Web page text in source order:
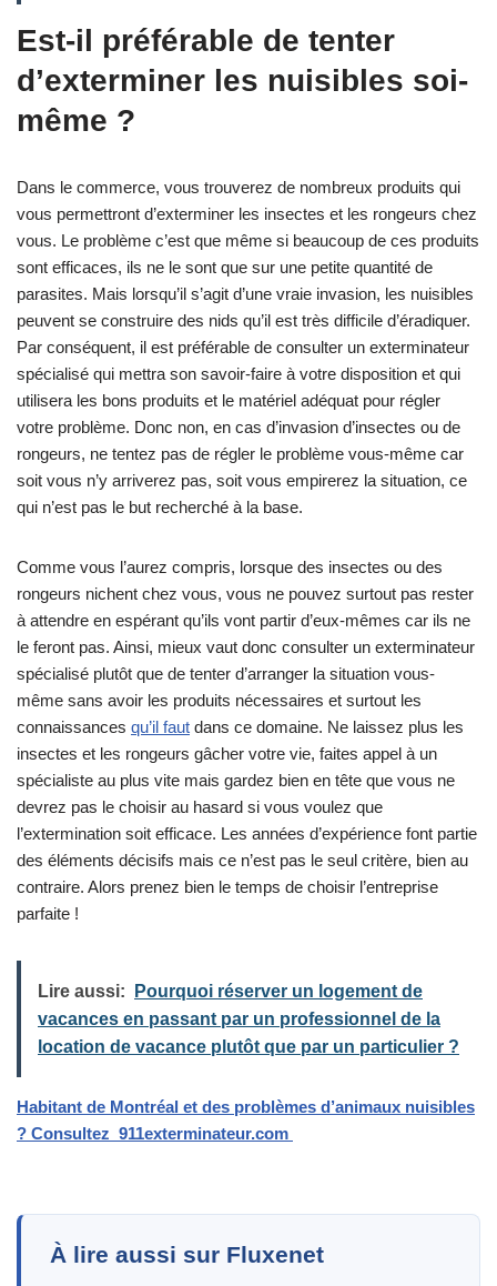
Est-il préférable de tenter
d’exterminer les nuisibles soi-
même ?
Dans le commerce, vous trouverez de nombreux produits qui
vous permettront d’exterminer les insectes et les rongeurs chez
vous. Le problème c’est que même si beaucoup de ces produits
sont efficaces, ils ne le sont que sur une petite quantité de
parasites. Mais lorsqu’il s’agit d’une vraie invasion, les nuisibles
peuvent se construire des nids qu’il est très difficile d’éradiquer.
Par conséquent, il est préférable de consulter un exterminateur
spécialisé qui mettra son savoir-faire à votre disposition et qui
utilisera les bons produits et le matériel adéquat pour régler
votre problème. Donc non, en cas d’invasion d’insectes ou de
rongeurs, ne tentez pas de régler le problème vous-même car
soit vous n’y arriverez pas, soit vous empirerez la situation, ce
qui n’est pas le but recherché à la base.
Comme vous l’aurez compris, lorsque des insectes ou des
rongeurs nichent chez vous, vous ne pouvez surtout pas rester
à attendre en espérant qu’ils vont partir d’eux-mêmes car ils ne
le feront pas. Ainsi, mieux vaut donc consulter un exterminateur
spécialisé plutôt que de tenter d’arranger la situation vous-
même sans avoir les produits nécessaires et surtout les
connaissances qu’il faut dans ce domaine. Ne laissez plus les
insectes et les rongeurs gâcher votre vie, faites appel à un
spécialiste au plus vite mais gardez bien en tête que vous ne
devrez pas le choisir au hasard si vous voulez que
l’extermination soit efficace. Les années d’expérience font partie
des éléments décisifs mais ce n’est pas le seul critère, bien au
contraire. Alors prenez bien le temps de choisir l’entreprise
parfaite !
Lire aussi:
Pourquoi réserver un logement de
vacances en passant par un professionnel de la
location de vacance plutôt que par un particulier ?
Habitant de Montréal et des problèmes d’animaux nuisibles
? Consultez 911exterminateur.com
À lire aussi sur Fluxenet